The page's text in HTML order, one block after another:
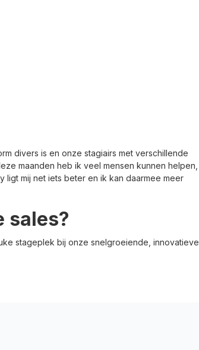
divers is en onze stagiairs met verschillende
maanden heb ik veel mensen kunnen helpen,
ligt mij net iets beter en ik kan daarmee meer
sales?
stageplek bij onze snelgroeiende, innovatieve